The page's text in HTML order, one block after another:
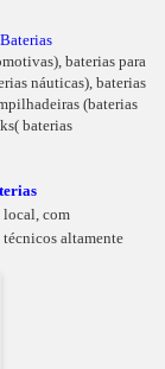
baterias para
náuticas), baterias
(baterias
baterias
local, com
altamente